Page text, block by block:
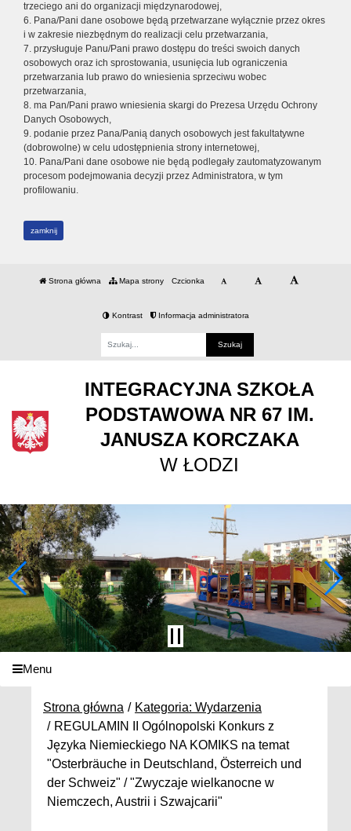
trzeciego ani do organizacji międzynarodowej,
6. Pana/Pani dane osobowe będą przetwarzane wyłącznie przez okres
i w zakresie niezbędnym do realizacji celu przetwarzania,
7. przysługuje Panu/Pani prawo dostępu do treści swoich danych
osobowych oraz ich sprostowania, usunięcia lub ograniczenia
przetwarzania lub prawo do wniesienia sprzeciwu wobec
przetwarzania,
8. ma Pan/Pani prawo wniesienia skargi do Prezesa Urzędu Ochrony
Danych Osobowych,
9. podanie przez Pana/Panią danych osobowych jest fakultatywne
(dobrowolne) w celu udostępnienia strony internetowej,
10. Pana/Pani dane osobowe nie będą podlegały zautomatyzowanym
procesom podejmowania decyzji przez Administratora, w tym
profilowaniu.
zamknij
Strona główna Mapa strony Czcionka
Kontrast Informacja administratora
INTEGRACYJNA SZKOŁA
PODSTAWOWA NR 67 IM.
JANUSZA KORCZAKA
W ŁODZI
Menu
Strona główna
Kategoria: Wydarzenia
REGULAMIN II Ogólnopolski Konkurs z
Języka Niemieckiego NA KOMIKS na temat
"Osterbräuche in Deutschland, Österreich und
der Schweiz" / "Zwyczaje wielkanocne w
Niemczech, Austrii i Szwajcarii"